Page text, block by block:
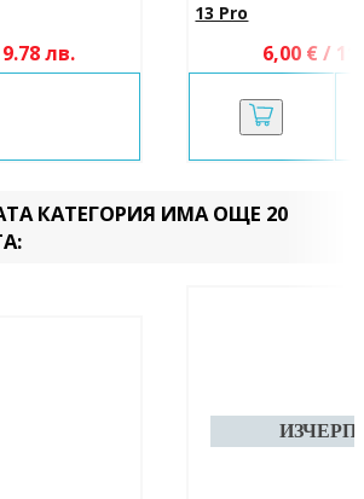
лв.
13 Pro
6,00 € /
КАТЕГОРИЯ ИМА ОЩЕ 20